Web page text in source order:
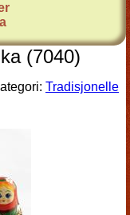
(7040)
Tradisjonelle